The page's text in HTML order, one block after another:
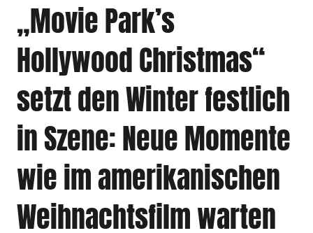
„Movie Park’s
Hollywood Christmas“
setzt den Winter festlich
in Szene: Neue Momente
wie im amerikanischen
Weihnachtsfilm warten